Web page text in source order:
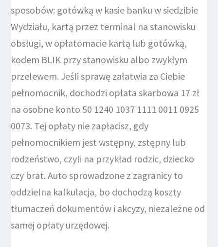
sposobów: gotówką w kasie banku w siedzibie
Wydziału, kartą przez terminal na stanowisku
obsługi, w opłatomacie kartą lub gotówką,
kodem BLIK przy stanowisku albo zwykłym
przelewem. Jeśli sprawę załatwia za Ciebie
pełnomocnik, dochodzi opłata skarbowa 17 zł
na osobne konto 50 1240 1037 1111 0011 0925
0073. Tej opłaty nie zapłacisz, gdy
pełnomocnikiem jest wstępny, zstępny lub
rodzeństwo, czyli na przykład rodzic, dziecko
czy brat. Auto sprowadzone z zagranicy to
oddzielna kalkulacja, bo dochodzą koszty
tłumaczeń dokumentów i akcyzy, niezależne od
samej opłaty urzędowej.